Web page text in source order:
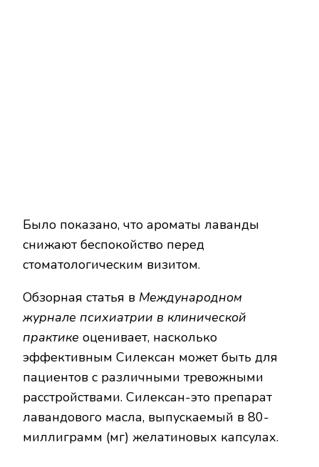
Было показано, что ароматы лаванды
снижают беспокойство перед
стоматологическим визитом.
Обзорная статья в Международном
журнале психиатрии в клинической
практике оценивает, насколько
эффективным Силексан может быть для
пациентов с различными тревожными
расстройствами. Силексан-это препарат
лавандового масла, выпускаемый в 80-
миллиграмм (мг) желатиновых капсулах.